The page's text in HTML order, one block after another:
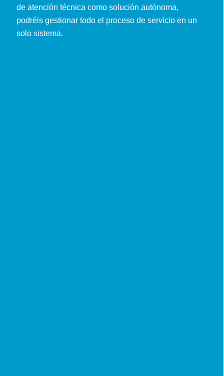
de atención técnica como solución autónoma,
podréis gestionar todo el proceso de servicio en un
solo sistema.